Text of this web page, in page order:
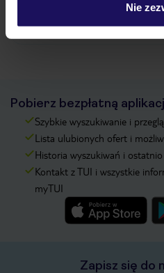
Nie
Zobacz
Pobierz bezpłatną
Szybkie wyszukiwanie i
Lista ulubionych ofert i
Historia wyszukiwań i
Kontakt z TUI i wszystkie
myTUI
Zapisz się do